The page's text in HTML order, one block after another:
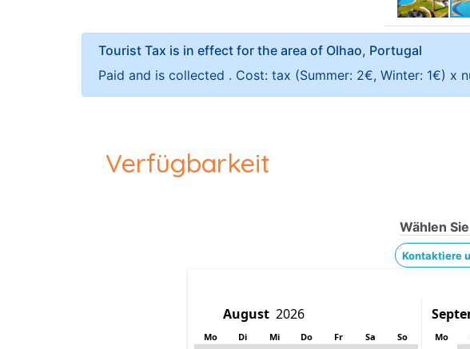
Tourist Tax is in effect for the area of Olhao, Portugal
Paid and is collected . Cost: tax (Summer: 2€, Winter: 1€) x
Verfügbarkeit
Wählen
Kontaktiere
Mo Di Mi Do Fr Sa So Mo